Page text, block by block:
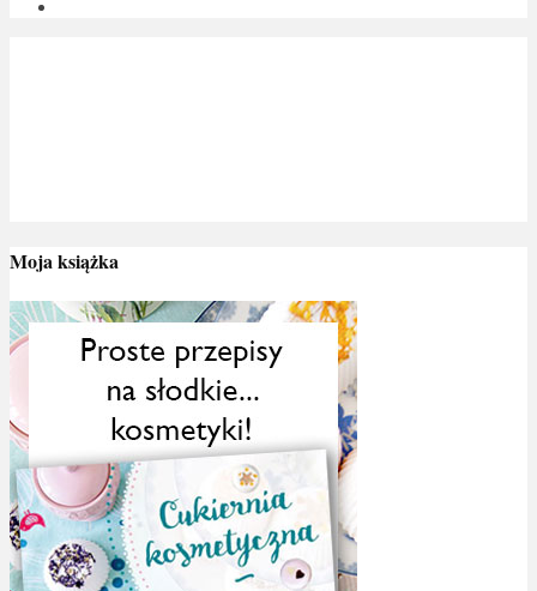
Moja książka